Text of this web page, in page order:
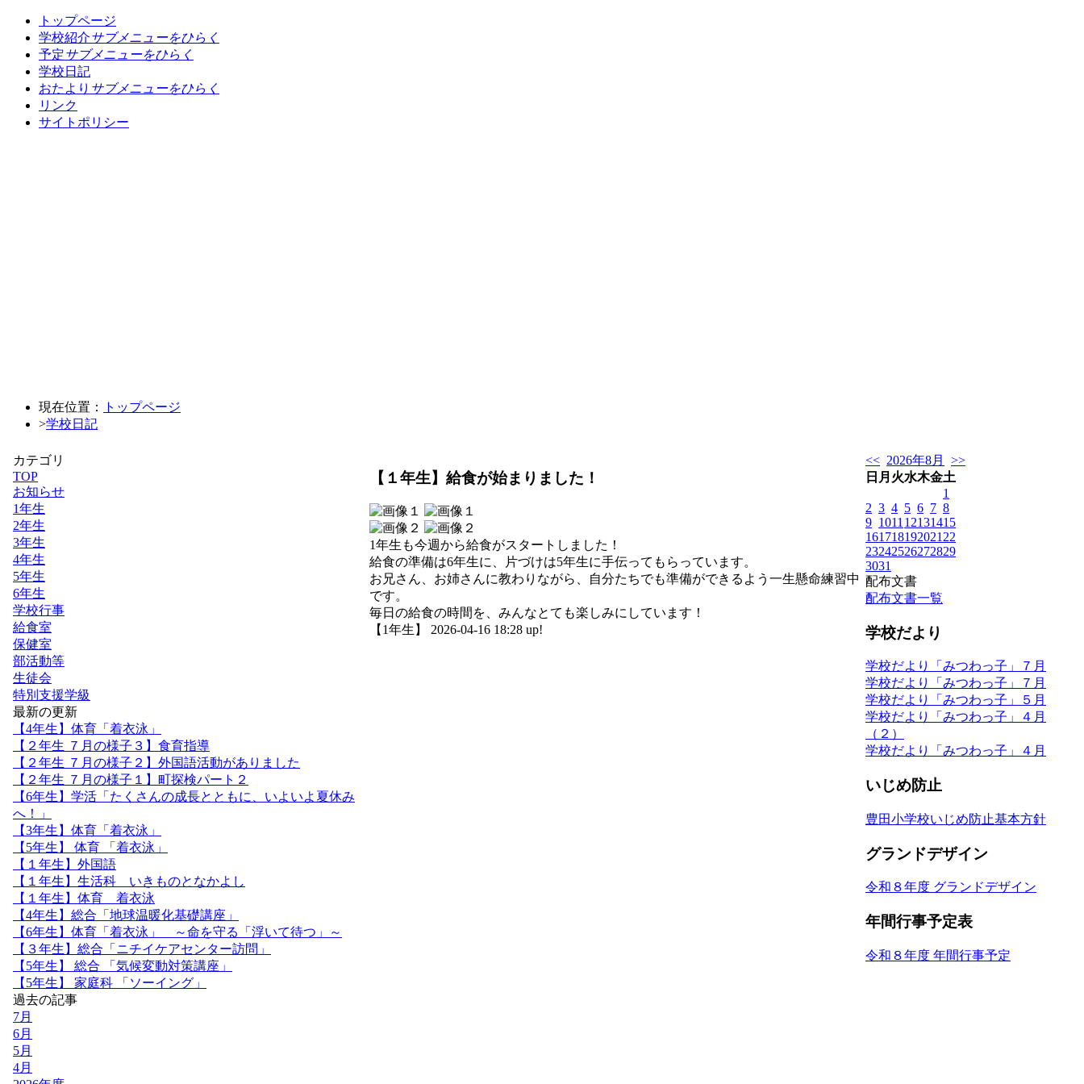
トップページ
学校紹介サブメニューをひらく
予定サブメニューをひらく
学校日記
おたより サブメニューをひらく
リンク
サイトポリシー
現在位置：
トップページ
>学校日記